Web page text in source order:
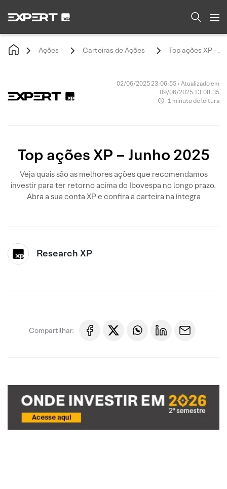
Ações Carteiras de Ações Top ações XP -
02/06/2025 23:06:55 • Atualizado em
09/06/2025 13:08:35
1 minuto de leitura
Top ações XP – Junho 2025
Veja quais são as melhores ações que recomendamos
investir para ter retorno acima do Ibovespa no longo prazo.
Abra a sua conta XP e confira a carteira na íntegra
Research XP
Compartilhar: